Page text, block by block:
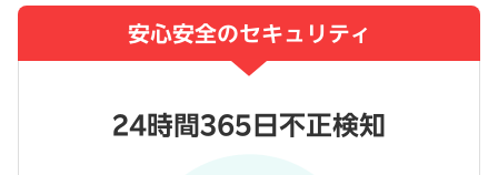
安心安全のセキュリティ
24時間365日不正検知